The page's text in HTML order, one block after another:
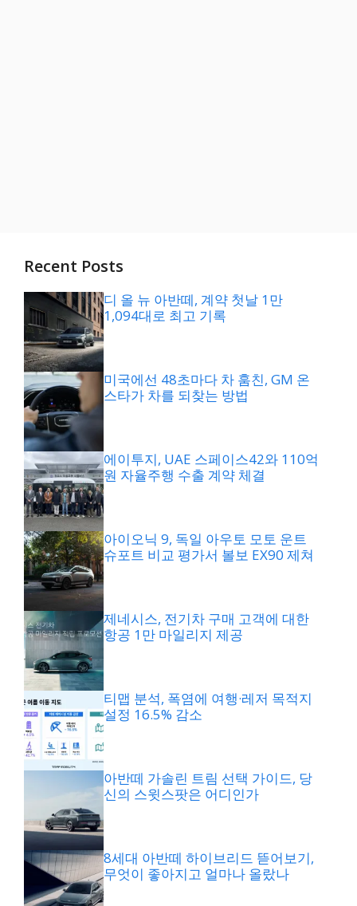
Recent Posts
디 올 뉴 아반떼, 계약 첫날 1만
1,094대로 최고 기록
미국에선 48초마다 차 훔친, GM 온
스타가 차를 되찾는 방법
에이투지, UAE 스페이스42와 110억
원 자율주행 수출 계약 체결
아이오닉 9, 독일 아우토 모토 운트
슈포트 비교 평가서 볼보 EX90 제쳐
제네시스, 전기차 구매 고객에 대한
항공 1만 마일리지 제공
티맵 분석, 폭염에 여행·레저 목적지
설정 16.5% 감소
아반떼 가솔린 트림 선택 가이드, 당
신의 스윗스팟은 어디인가
8세대 아반떼 하이브리드 뜯어보기,
무엇이 좋아지고 얼마나 올랐나